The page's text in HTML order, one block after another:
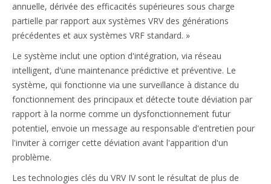
annuelle, dérivée des efficacités supérieures sous charge
partielle par rapport aux systèmes VRV des générations
précédentes et aux systèmes VRF standard. »
Le système inclut une option d'intégration, via réseau
intelligent, d'une maintenance prédictive et préventive. Le
système, qui fonctionne via une surveillance à distance du
fonctionnement des principaux et détecte toute déviation par
rapport à la norme comme un dysfonctionnement futur
potentiel, envoie un message au responsable d'entretien pour
l'inviter à corriger cette déviation avant l'apparition d'un
problème.
Les technologies clés du VRV IV sont le résultat de plus de